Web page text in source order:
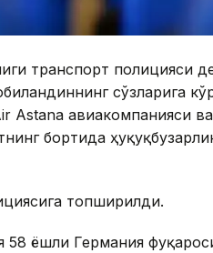
транспорт полицияси
сўзларига
Аstana авиакомпанияси
бортида
топширилди.
ёшли Германия